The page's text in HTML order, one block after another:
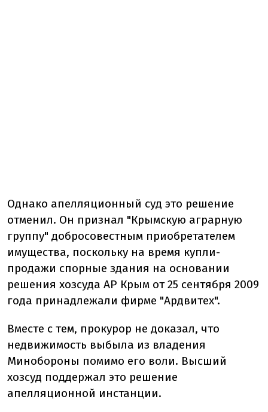
Однако апелляционный суд это решение
отменил. Он признал "Крымскую аграрную
группу" добросовестным приобретателем
имущества, поскольку на время купли-
продажи спорные здания на основании
решения хозсуда АР Крым от 25 сентября 2009
года принадлежали фирме "Ардвитех".
Вместе с тем, прокурор не доказал, что
недвижимость выбыла из владения
Минобороны помимо его воли. Высший
хозсуд поддержал это решение
апелляционной инстанции.